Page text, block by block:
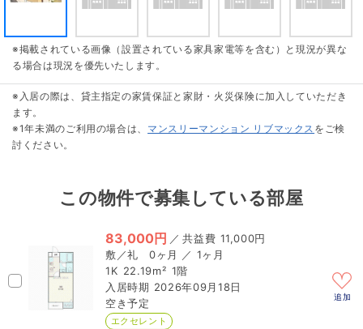
※掲載されている画像（設置されている家具家電等を含む）と現況が異な
る場合は現況を優先いたします。
※入居の際は、貸主指定の家賃保証と家財・火災保険に加入していただき
ます。
※1年未満のご利用の場合は、 マンスリーマンション リブマックス をご検
討ください。
この物件で募集している部屋
83,000円 ／
11,000円
0ヶ月 ／ 1ヶ月
1K 22.19m² 1階
2026年09月18日
空き予定
エクセレント
追加